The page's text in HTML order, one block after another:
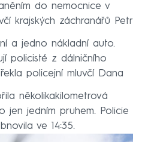
do nemocnice v
krajských záchranářů Petr
a jedno nákladní auto.
policisté z dálničního
policejní mluvčí Dana
několikakilometrová
jen jedním pruhem. Policie
ve 14:35.